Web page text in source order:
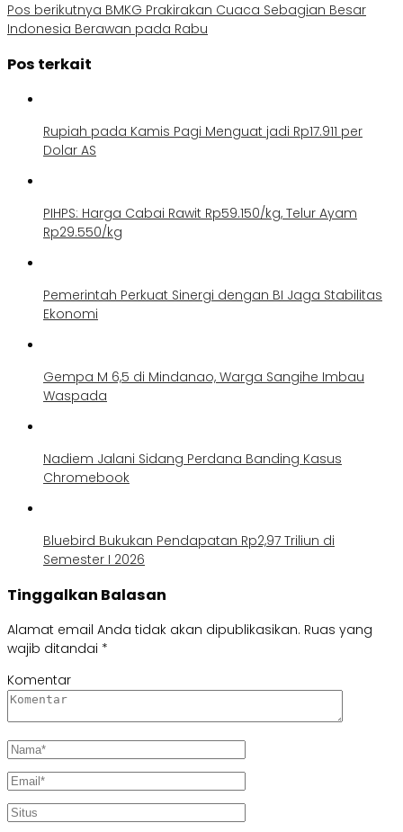
Pos berikutnya BMKG Prakirakan Cuaca Sebagian Besar
Indonesia Berawan pada Rabu
Pos terkait
Rupiah pada Kamis Pagi Menguat jadi Rp17.911 per
Dolar AS
PIHPS: Harga Cabai Rawit Rp59.150/kg, Telur Ayam
Rp29.550/kg
Pemerintah Perkuat Sinergi dengan BI Jaga Stabilitas
Ekonomi
Gempa M 6,5 di Mindanao, Warga Sangihe Imbau
Waspada
Nadiem Jalani Sidang Perdana Banding Kasus
Chromebook
Bluebird Bukukan Pendapatan Rp2,97 Triliun di
Semester I 2026
Tinggalkan Balasan
Alamat email Anda tidak akan dipublikasikan. Ruas yang
wajib ditandai *
Komentar